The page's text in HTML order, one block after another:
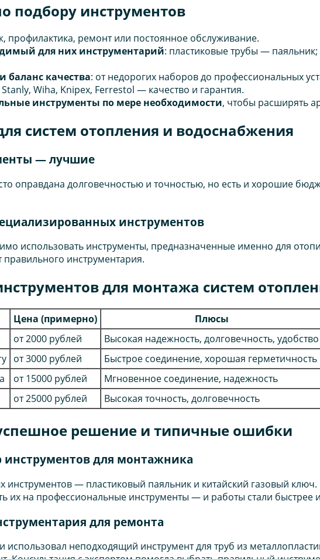
подбору инструментов
профилактика, ремонт или постоянное обслуживание.
для них инструментарий: пластиковые трубы —
баланс качества: от недорогих наборов до профессиональных
Stanly, Wiha, Knipex, Ferrestol — качество и гарантия.
инструменты по мере необходимости, чтобы расширять
систем отопления и водоснабжения
— лучшие
оправдана долговечностью и точностью, но есть и хорошие
инструментов
использовать инструменты, предназначенные именно для
инструментария.
для монтажа систем
Цена (примерно) Плюсы
от 2000 рублей Высокая надежность, долговечность, удобство
от 3000 рублей Быстрое соединение, хорошая герметичность
от 15000 рублей Мгновенное соединение, надежность
от 25000 рублей Высокая точность, долговечность
решение и типичные ошибки
для монтажника
— пластиковый паяльник и китайский газовый
на профессиональные инструменты — и работы стали быстрее
для ремонта
использовал неподходящий инструмент для труб из